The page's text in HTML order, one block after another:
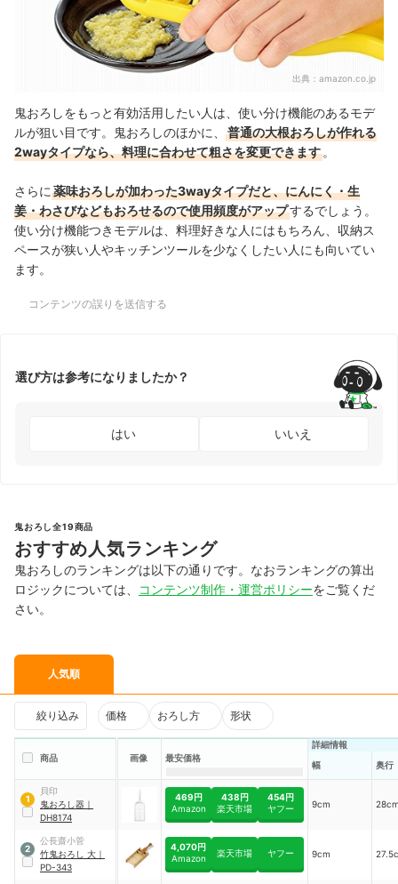
出典： amazon.co.jp
鬼おろしをもっと有効活用したい人は、使い分け機能のあるモデ
ルが狙い目です。鬼おろしのほかに、
普通の大根おろしが作れる
2wayタイプなら、料理に合わせて粗さを変更できます 。
さらに 薬味おろしが加わった3wayタイプだと、にんにく・生
姜・わさびなどもおろせるので使用頻度がアップするでしょう。
使い分け機能つきモデルは、料理好きな人にはもちろん、収納ス
ペースが狭い人やキッチンツールを少なくしたい人にも向いてい
ます。
コンテンツの誤りを送信する
選び方は参考になりましたか？
はい いいえ
鬼おろし全19商品
おすすめ人気ランキング
鬼おろしのランキングは以下の通りです。なおランキングの算出
ロジックについては、
コンテンツ制作・運営ポリシーをご覧くだ
さい。
人気順
絞り込み 価格 おろし方 形状
商品 画像 最安価格
詳細情報
幅
奥行
1
貝印
鬼おろし器 ｜
DH8174
469円
Amazon
438円
楽天市場
454円
ヤフー
9cm
2
公長齋小菅
竹鬼おろし 大 ｜
PD-343
4,070円
Amazon
楽天市場 ヤフー 9cm